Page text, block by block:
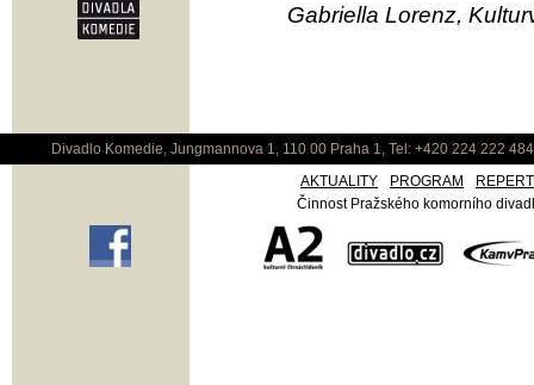
Gabriella Lorenz,
Divadlo Komedie, Jungmannova 1, 110 00 Praha 1, Tel: +420 224 222
AKTUALITY
PROGRAM
Činnost Pražského komorního